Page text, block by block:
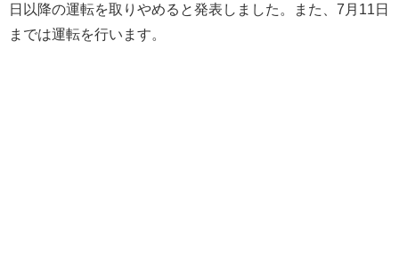
日以降の運転を取りやめると発表しました。また、7月11日
までは運転を行います。